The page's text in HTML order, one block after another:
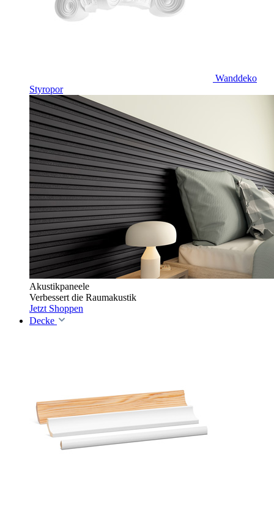
Wanddeko
Styropor
Akustikpaneele
Verbessert die Raumakustik
Jetzt Shoppen
Decke